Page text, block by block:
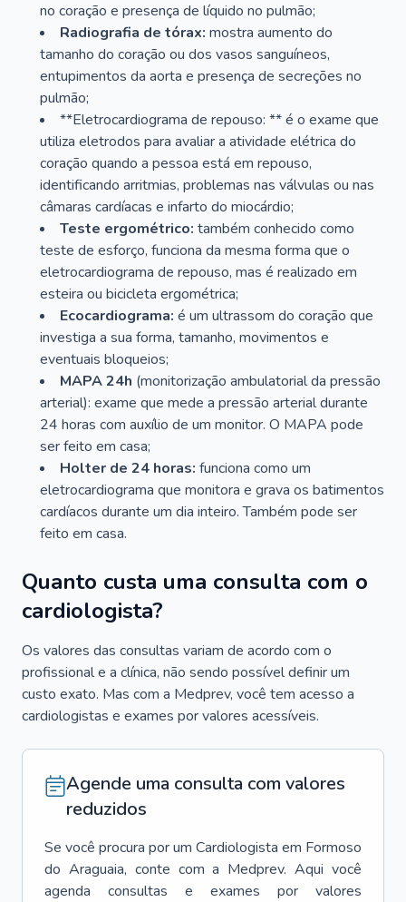
no coração e presença de líquido no pulmão;
Radiografia de tórax: mostra aumento do
tamanho do coração ou dos vasos sanguíneos,
entupimentos da aorta e presença de secreções no
pulmão;
**Eletrocardiograma de repouso: ** é o exame que
utiliza eletrodos para avaliar a atividade elétrica do
coração quando a pessoa está em repouso,
identificando arritmias, problemas nas válvulas ou nas
câmaras cardíacas e infarto do miocárdio;
Teste ergométrico: também conhecido como
teste de esforço, funciona da mesma forma que o
eletrocardiograma de repouso, mas é realizado em
esteira ou bicicleta ergométrica;
Ecocardiograma: é um ultrassom do coração que
investiga a sua forma, tamanho, movimentos e
eventuais bloqueios;
MAPA 24h (monitorização ambulatorial da pressão
arterial): exame que mede a pressão arterial durante
24 horas com auxílio de um monitor. O MAPA pode
ser feito em casa;
Holter de 24 horas: funciona como um
eletrocardiograma que monitora e grava os batimentos
cardíacos durante um dia inteiro. Também pode ser
feito em casa.
Quanto custa uma consulta com o
cardiologista?
Os valores das consultas variam de acordo com o
profissional e a clínica, não sendo possível definir um
custo exato. Mas com a Medprev, você tem acesso a
cardiologistas e exames por valores acessíveis.
Agende uma consulta com valores
reduzidos
Se você procura por um Cardiologista em Formoso
do Araguaia, conte com a Medprev. Aqui você
agenda consultas e exames por valores